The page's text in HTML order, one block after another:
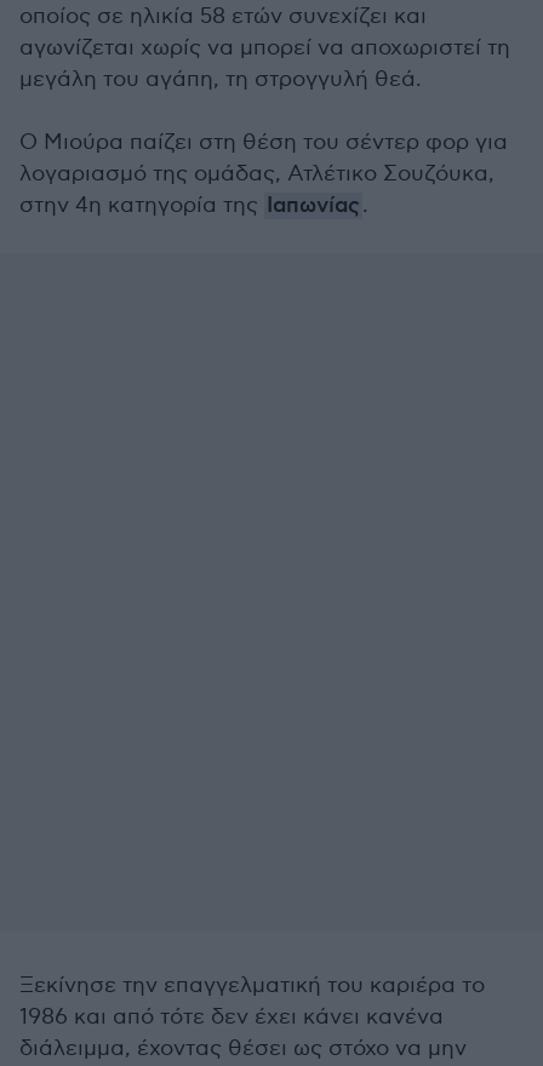
οποίος σε ηλικία 58 ετών συνεχίζει και
αγωνίζεται χωρίς να μπορεί να αποχωριστεί τη
μεγάλη του αγάπη, τη στρογγυλή θεά.
Ο Μιούρα παίζει στη θέση του σέντερ φορ για
λογαριασμό της ομάδας, Ατλέτικο Σουζόυκα,
στην 4η κατηγορία της Ιαπωνίας.
Ξεκίνησε την επαγγελματική του καριέρα το
1986 και από τότε δεν έχει κάνει κανένα
διάλειμμα, έχοντας θέσει ως στόχο να μην